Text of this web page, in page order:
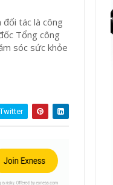
tác là công
Tổng công
sóc sức khỏe